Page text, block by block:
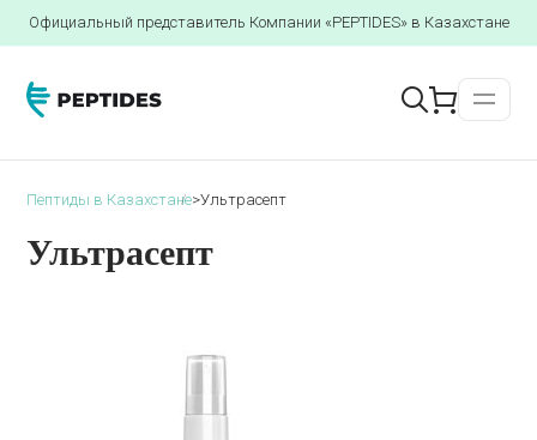
Официальный представитель Компании «PEPTIDES» в Казахстане
Пептиды в Казахстане>Ультрасепт
Ультрасепт